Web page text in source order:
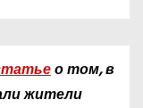
о том, в
жители